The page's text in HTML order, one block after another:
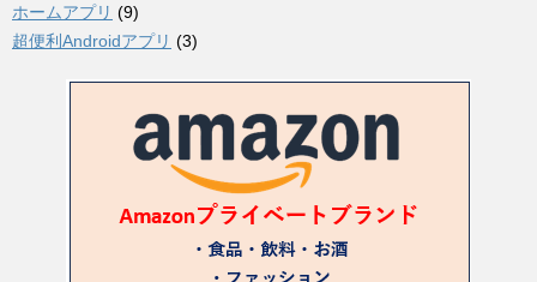
ホームアプリ (9)
超便利Androidアプリ (3)